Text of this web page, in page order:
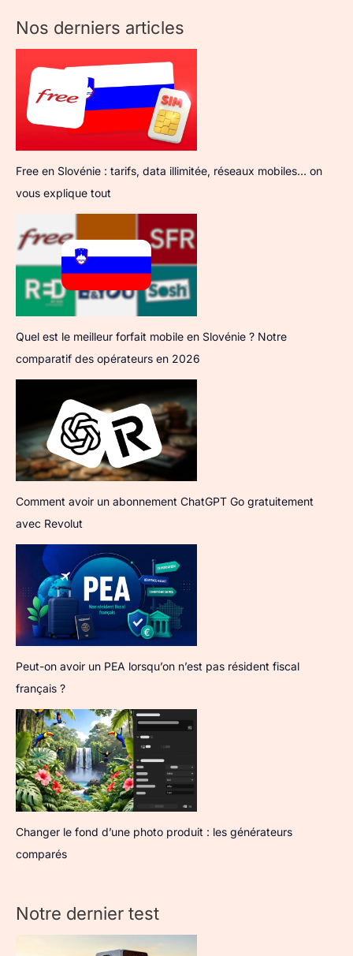
Nos derniers articles
Free en Slovénie : tarifs, data illimitée, réseaux mobiles… on
vous explique tout
Quel est le meilleur forfait mobile en Slovénie ? Notre
comparatif des opérateurs en 2026
Comment avoir un abonnement ChatGPT Go gratuitement
avec Revolut
Peut-on avoir un PEA lorsqu’on n’est pas résident fiscal
français ?
Changer le fond d’une photo produit : les générateurs
comparés
Notre dernier test